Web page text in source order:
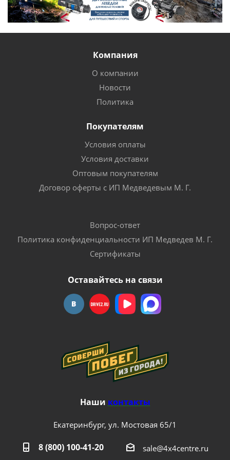
Компания
О компании
Новости
Политика
Покупателям
Условия оплаты
Условия доставки
Оптовым покупателям
Договор оферты с ИП Медведевым М. Г.
Вопрос-ответ
Политика конфиденциальности ИП Медведев М. Г.
Сертификаты
Оставайтесь на связи
Наши контакты
Екатеринбург, ул. Мостовая 65/1
8 (800) 100-41-20 sale@4x4centre.ru